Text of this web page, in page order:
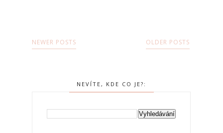
NEWER POSTS OLDER POSTS
NEVÍTE, KDE CO JE?: